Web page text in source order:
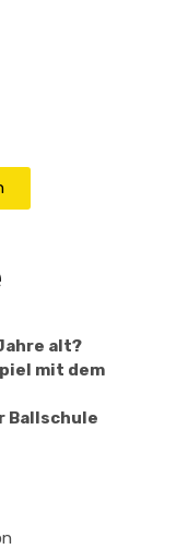
alt?
mit dem
Ballschule